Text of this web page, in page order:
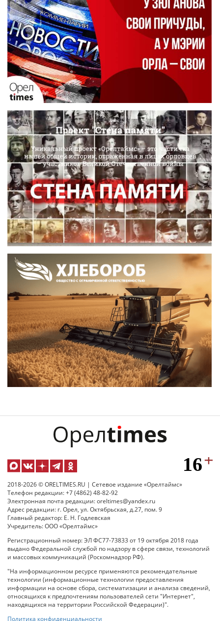
2018-2026 © ORELTIMES.RU | Сетевое издание «Орелтаймс»
Телефон редакции: +7 (4862) 48-82-92
Электронная почта редакции: oreltimes@yandex.ru
Адрес редакции: г. Орел, ул. Октябрьская, д.27, пом. 9
Главный редактор: Е. Н. Годлевская
Учредитель: ООО «Орелтаймс»
Регистрационный номер: ЭЛ ФС77-73833 от 19 октября 2018 года
выдано Федеральной службой по надзору в сфере связи, технологий
и массовых коммуникаций (Роскомнадзор РФ).
"На информационном ресурсе применяются рекомендательные
технологии (информационные технологии предоставления
информации на основе сбора, систематизации и анализа сведений,
относящихся к предпочтениям пользователей сети "Интернет",
находящихся на территории Российской Федерации)".
Политика конфиденциальности